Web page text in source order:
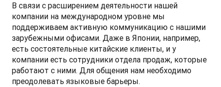
В связи с расширением деятельности нашей
компании на международном уровне мы
поддерживаем активную коммуникацию с нашими
зарубежными офисами. Даже в Японии, например,
есть состоятельные китайские клиенты, и у
компании есть сотрудники отдела продаж, которые
работают с ними. Для общения нам необходимо
преодолевать языковые барьеры.